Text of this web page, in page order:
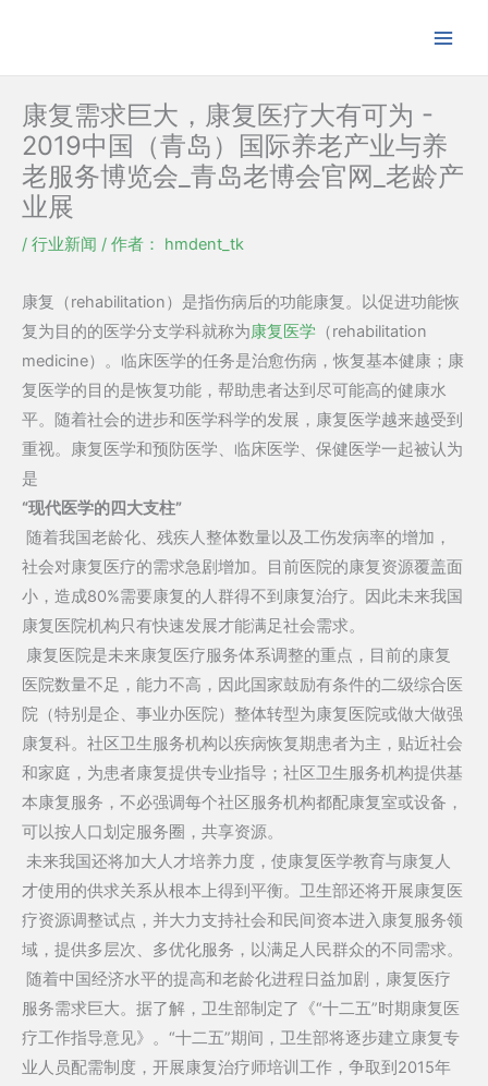
内
康复需求巨大，康复医疗大有可为 -
2019中国（青岛）国际养老产业与养
老服务博览会_青岛老博会官网_老龄产
业展
/ 行业新闻 / 作者： hmdent_tk
康复（rehabilitation）是指伤病后的功能康复。以促进功能恢
复为目的的医学分支学科就称为康复医学 （rehabilitation
medicine）。临床医学的任务是治愈伤病，恢复基本健康；康
复医学的目的是恢复功能，帮助患者达到尽可能高的健康水
平。随着社会的进步和医学科学的发展，康复医学越来越受到
重视。康复医学和预防医学、临床医学、保健医学一起被认为
是
“现代医学的四大支柱”
随着我国老龄化、残疾人整体数量以及工伤发病率的增加，
社会对康复医疗的需求急剧增加。目前医院的康复资源覆盖面
小，造成80%需要康复的人群得不到康复治疗。因此未来我国
康复医院机构只有快速发展才能满足社会需求。
康复医院是未来康复医疗服务体系调整的重点，目前的康复
医院数量不足，能力不高，因此国家鼓励有条件的二级综合医
院（特别是企、事业办医院）整体转型为康复医院或做大做强
康复科。社区卫生服务机构以疾病恢复期患者为主，贴近社会
和家庭，为患者康复提供专业指导；社区卫生服务机构提供基
本康复服务，不必强调每个社区服务机构都配康复室或设备，
可以按人口划定服务圈，共享资源。
未来我国还将加大人才培养力度，使康复医学教育与康复人
才使用的供求关系从根本上得到平衡。卫生部还将开展康复医
疗资源调整试点，并大力支持社会和民间资本进入康复服务领
域，提供多层次、多优化服务，以满足人民群众的不同需求。
随着中国经济水平的提高和老龄化进程日益加剧，康复医疗
服务需求巨大。据了解，卫生部制定了《“十二五”时期康复医
疗工作指导意见》。“十二五”期间，卫生部将逐步建立康复专
业人员配需制度，开展康复治疗师培训工作，争取到2015年